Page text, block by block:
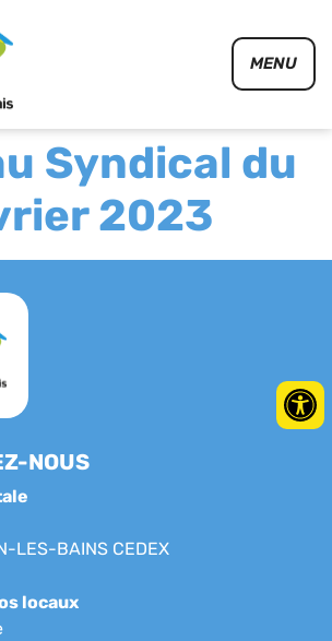
MENU
Syndical du
2023
NOUS
LES-BAINS CEDEX
locaux
des cookies